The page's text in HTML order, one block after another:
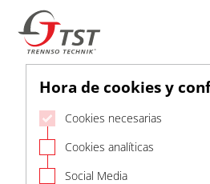
Hora de cookies y
Cookies necesarias
Cookies analíticas
Social Media